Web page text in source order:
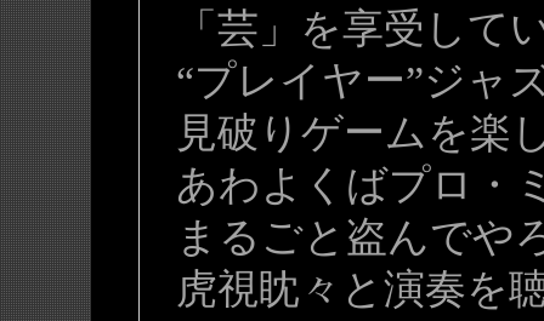
「芸」を享受して
“プレイヤー”ジャ
見破りゲームを楽
あわよくばプロ・
まるごと盗んでや
虎視眈々と演奏を